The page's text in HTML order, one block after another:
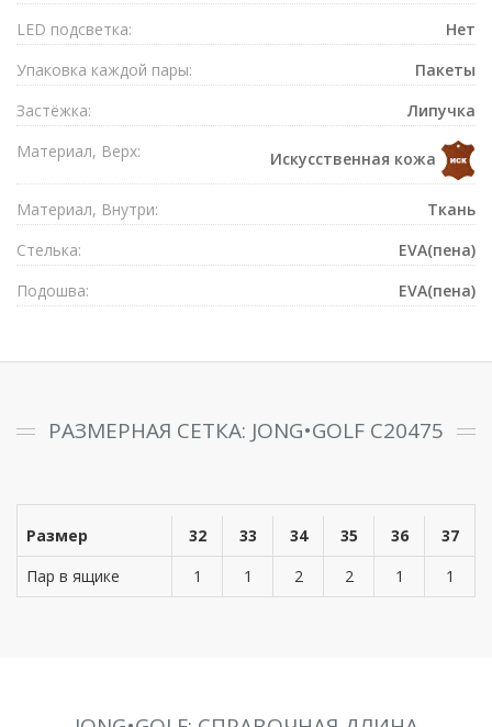
LED подсветка:
Нет
Упаковка каждой пары:
Пакеты
Застёжка:
Липучка
Материал, Верх:
Искусственная кожа
Материал, Внутри:
Ткань
Стелька:
EVA(пена)
Подошва:
EVA(пена)
РАЗМЕРНАЯ СЕТКА: JONG•GOLF C20475
Размер 32 33 34 35 36
37
Пар в ящике
1 1 2 2 1 1